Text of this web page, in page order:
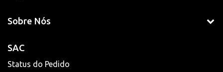
Sobre Nós
SAC
Status do Pedido